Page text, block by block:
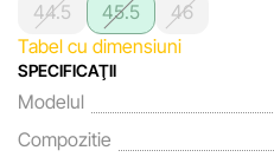
44.5
45.5
46
Tabel cu dimensiuni
SPECIFICAŢII
Modelul
Compozitie